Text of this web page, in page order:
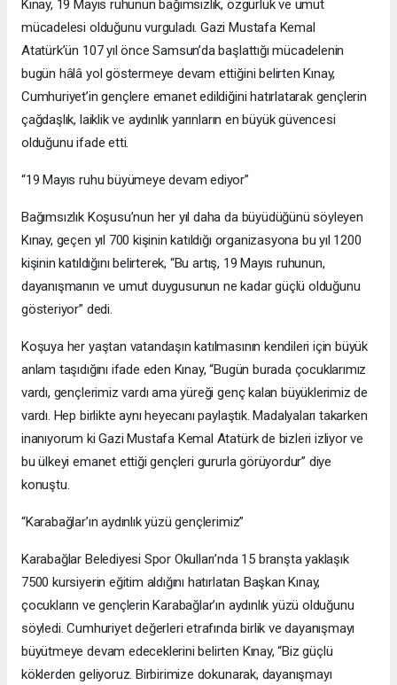
Kınay, 19 Mayıs ruhunun bağımsızlık, özgürlük ve umut
mücadelesi olduğunu vurguladı. Gazi Mustafa Kemal
Atatürk’ün 107 yıl önce Samsun’da başlattığı mücadelenin
bugün hâlâ yol göstermeye devam ettiğini belirten Kınay,
Cumhuriyet’in gençlere emanet edildiğini hatırlatarak gençlerin
çağdaşlık, laiklik ve aydınlık yarınların en büyük güvencesi
olduğunu ifade etti.
“19 Mayıs ruhu büyümeye devam ediyor”
Bağımsızlık Koşusu’nun her yıl daha da büyüdüğünü söyleyen
Kınay, geçen yıl 700 kişinin katıldığı organizasyona bu yıl 1200
kişinin katıldığını belirterek, “Bu artış, 19 Mayıs ruhunun,
dayanışmanın ve umut duygusunun ne kadar güçlü olduğunu
gösteriyor” dedi.
Koşuya her yaştan vatandaşın katılmasının kendileri için büyük
anlam taşıdığını ifade eden Kınay, “Bugün burada çocuklarımız
vardı, gençlerimiz vardı ama yüreği genç kalan büyüklerimiz de
vardı. Hep birlikte aynı heyecanı paylaştık. Madalyaları takarken
inanıyorum ki Gazi Mustafa Kemal Atatürk de bizleri izliyor ve
bu ülkeyi emanet ettiği gençleri gururla görüyordur” diye
konuştu.
“Karabağlar’ın aydınlık yüzü gençlerimiz”
Karabağlar Belediyesi Spor Okulları’nda 15 branşta yaklaşık
7500 kursiyerin eğitim aldığını hatırlatan Başkan Kınay,
çocukların ve gençlerin Karabağlar’ın aydınlık yüzü olduğunu
söyledi. Cumhuriyet değerleri etrafında birlik ve dayanışmayı
büyütmeye devam edeceklerini belirten Kınay, “Biz güçlü
köklerden geliyoruz. Birbirimize dokunarak, dayanışmayı